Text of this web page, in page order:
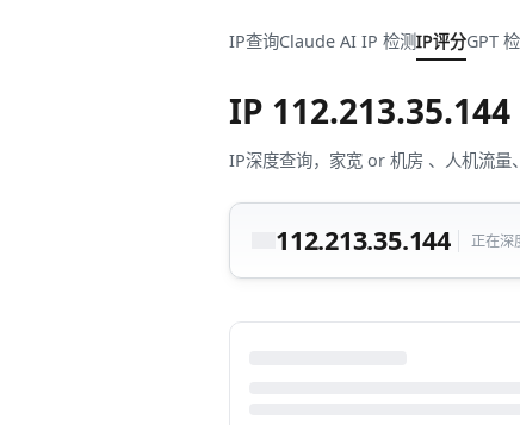
IP查询Claude AI IP 检测IP评分GPT
IP 112.213.35.144
IP深度查询，家宽 or 机房 、人机流量
112.213.35.144 正在深